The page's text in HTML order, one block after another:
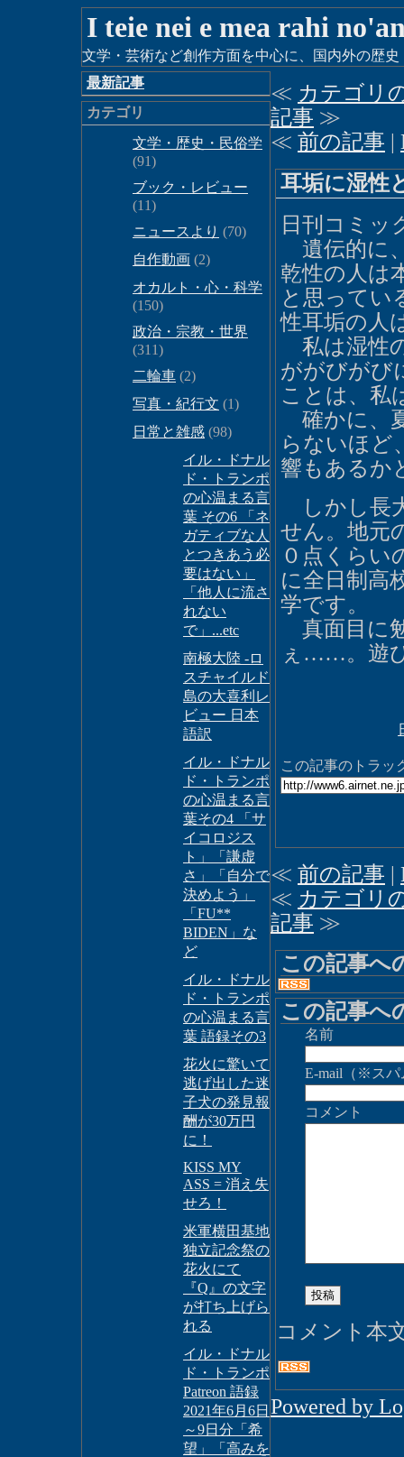
I teie nei e mea rahi
文学・芸術など創作方面を中心に、国内外の歴
最新記事
カテゴリ
文学・歴史・民俗学
(91)
ブック・レビュー
(11)
ニュースより (70)
自作動画 (2)
オカルト・心・科学
(150)
政治・宗教・世界
(311)
二輪車 (2)
写真・紀行文 (1)
日常と雑感 (98)
イル・ドナル
ド・トランポ
の心温まる言
葉 その6 「ネ
ガティブな人
とつきあう必
要はない」
「他人に流さ
れない
で」...etc
南極大陸 -ロ
スチャイルド
島の大喜利レ
ビュー 日本
語訳
イル・ドナル
ド・トランポ
の心温まる言
葉その4 「サ
イコロジス
ト」「謙虚
さ」「自分で
決めよう」
「FU**
BIDEN」な
ど
イル・ドナル
ド・トランポ
の心温まる言
葉 語録その3
花火に驚いて
逃げ出した迷
子犬の発見報
酬が30万円
に！
KISS MY
ASS = 消え失
せろ！
米軍横田基地
独立記念祭の
花火にて
『Q』の文字
が打ち上げら
れる
イル・ドナル
ド・トランポ
Patreon 語録
2021年6月6日
～9日分「希
望」「高みを
≪ カテゴリ
記事 ≫
≪ 前の記事 |
耳垢に湿性
日刊コミッ
遺伝的に
乾性の人は
と思ってい
性耳垢の人
私は湿性
ががびが
ことは、私
確かに、
らないほど
響もあるか
しかし長
せん。地元
０点くらい
に全日制高
学です。
真面目に
ぇ……。遊
この記事のトラッ
≪ 前の記事 |
≪ カテゴリ
記事 ≫
この記事へ
この記事へ
名前
E-mail（※スパ
コメント
コメント本
Powered by